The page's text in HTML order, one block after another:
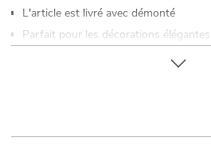
L'article est livré avec démonté
Parfait pour les décorations élégantes
Pour des domaines d'application tels